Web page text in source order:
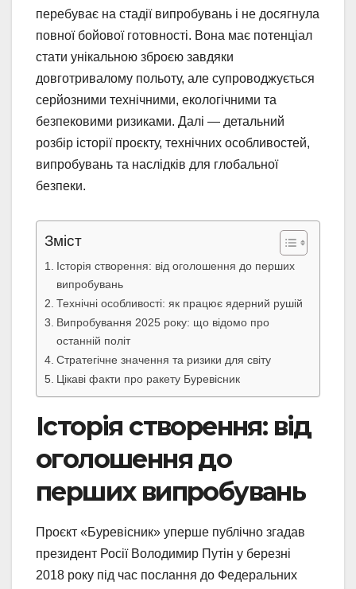
перебуває на стадії випробувань і не досягнула
повної бойової готовності. Вона має потенціал
стати унікальною зброєю завдяки
довготривалому польоту, але супроводжується
серйозними технічними, екологічними та
безпековими ризиками. Далі — детальний
розбір історії проєкту, технічних особливостей,
випробувань та наслідків для глобальної
безпеки.
Зміст
Історія створення: від оголошення до перших
випробувань
Технічні особливості: як працює ядерний рушій
Випробування 2025 року: що відомо про
останній політ
Стратегічне значення та ризики для світу
Цікаві факти про ракету Буревісник
Історія створення: від
оголошення до
перших випробувань
Проєкт «Буревісник» уперше публічно згадав
президент Росії Володимир Путін у березні
2018 року під час послання до Федеральних